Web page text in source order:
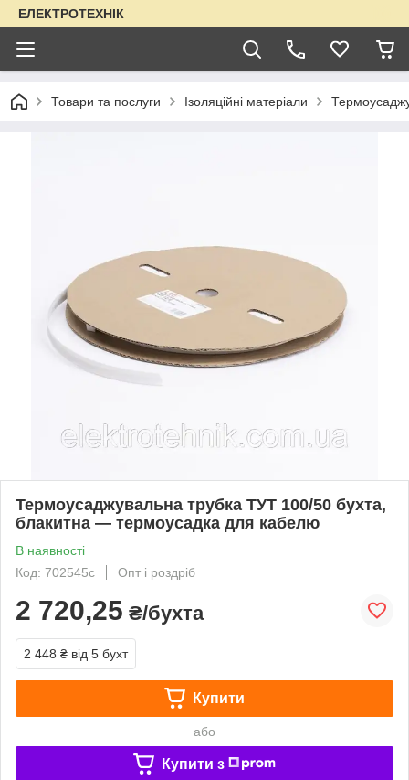
ЕЛЕКТРОТЕХНІК
Товари та послуги Ізоляційні матеріали
Термоусаджувальна трубка ТУТ 100/50 бухта,
блакитна — термоусадка для кабелю
В наявності
Код: 702545с
Опт і роздріб
2 720,25 ₴/бухта
2 448 ₴ від 5 бухт
Купити
або
Купити з